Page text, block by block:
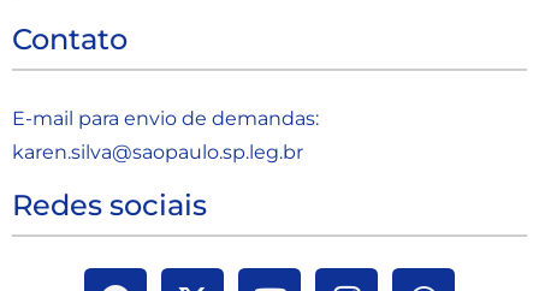
Contato
E-mail para envio de demandas:
karen.silva@saopaulo.sp.leg.br
Redes sociais